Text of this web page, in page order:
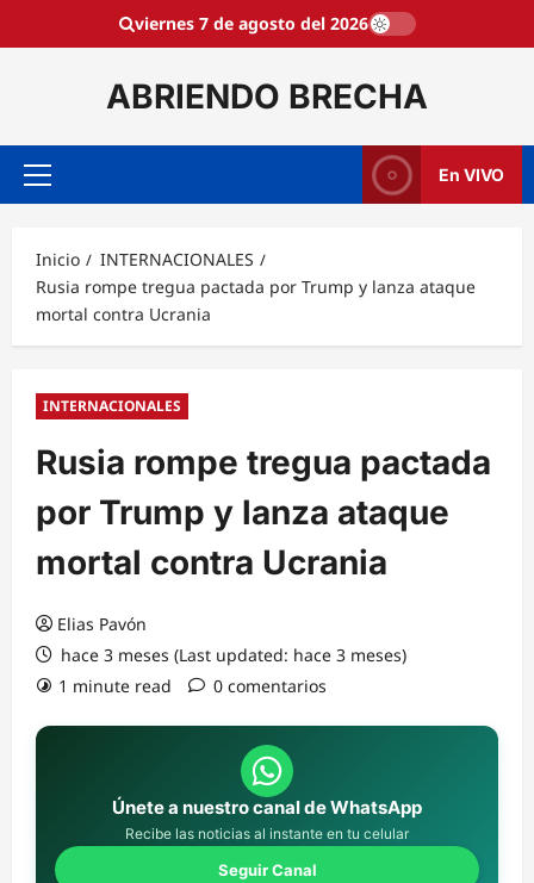
viernes 7 de agosto del 2026
ABRIENDO BRECHA
Menú
En VIVO
Inicio
INTERNACIONALES
Rusia rompe tregua pactada por Trump y lanza ataque
mortal contra Ucrania
INTERNACIONALES
Rusia rompe tregua pactada
por Trump y lanza ataque
mortal contra Ucrania
Elias Pavón
hace 3 meses (Last updated: hace 3 meses)
1 minute read
0 comentarios
Únete a nuestro canal de WhatsApp
Recibe las noticias al instante en tu celular
Seguir Canal